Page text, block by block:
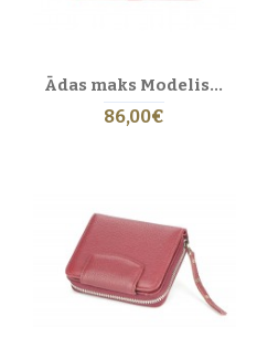
Ādas maks Modelis 223 BL-0-5_NIC
86,00€